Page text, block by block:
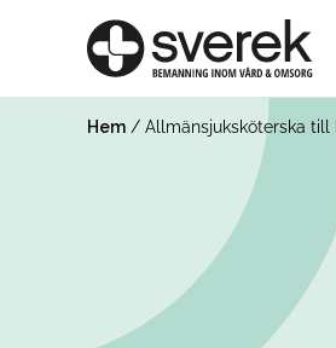
Hem / Allmänsjuksköterska